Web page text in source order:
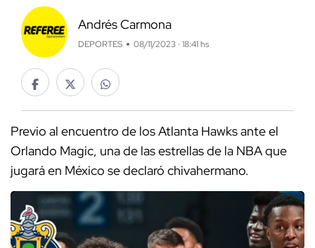
Andrés Carmona
DEPORTES 08/11/2023 · 18:41 hs
Previo al encuentro de los Atlanta Hawks ante el
Orlando Magic, una de las estrellas de la NBA que
jugará en México se declaró chivahermano.